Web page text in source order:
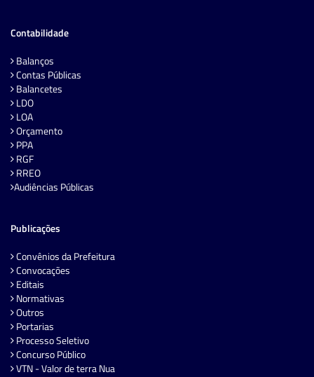
Contabilidade
Balanços
Contas Públicas
Balancetes
LDO
LOA
Orçamento
PPA
RGF
RREO
Audiências Públicas
Publicações
Convênios da Prefeitura
Convocações
Editais
Normativas
Outros
Portarias
Processo Seletivo
Concurso Público
VTN - Valor de terra Nua